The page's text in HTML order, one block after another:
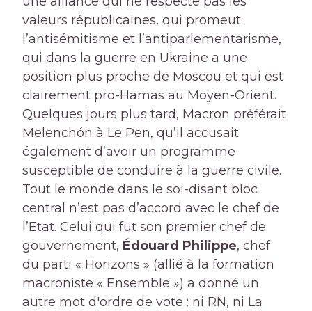
valeurs républicaines, qui promeut
l’antisémitisme et l’antiparlementarisme,
qui dans la guerre en Ukraine a une
position plus proche de Moscou et qui est
clairement pro-Hamas au Moyen-Orient.
Quelques jours plus tard, Macron préférait
Melenchón à Le Pen, qu’il accusait
également d’avoir un programme
susceptible de conduire à la guerre civile.
Tout le monde dans le soi-disant bloc
central n’est pas d’accord avec le chef de
l’Etat. Celui qui fut son premier chef de
gouvernement, Édouard Philippe, chef
du parti « Horizons » (allié à la formation
macroniste « Ensemble ») a donné un
autre mot d'ordre de vote : ni RN, ni La